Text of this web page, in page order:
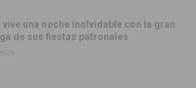
vive una noche inolvidable con la gran
de sus fiestas patronales